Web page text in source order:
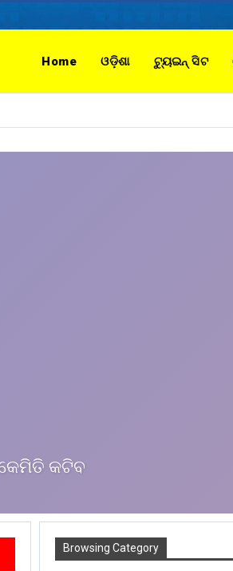
Home ଓଡ଼ିଶା ଟ୍ୟୁଇନ୍ ସିଟ
କଟିବ
Browsing Category